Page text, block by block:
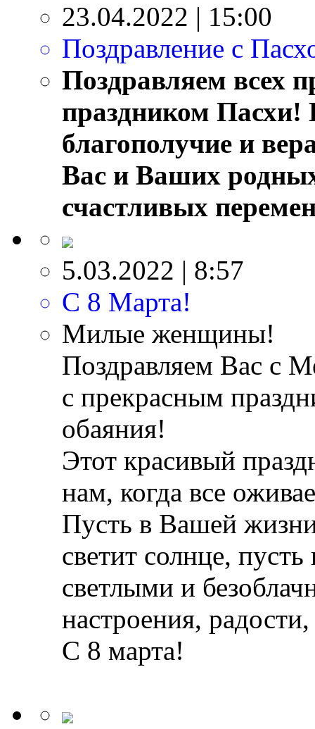
23.04.2022 | 15:00
Поздравление с
Поздравляем всех
праздником Пасхи!
благополучие и
Вас и Ваших
счастливых
5.03.2022 | 8:57
С 8 Марта!
Милые женщины!
Поздравляем Вас с
с прекрасным
обаяния!
Этот красивый
нам, когда все
Пусть в Вашей жизни
светит солнце,
светлыми и
настроения, радости,
С 8 марта!